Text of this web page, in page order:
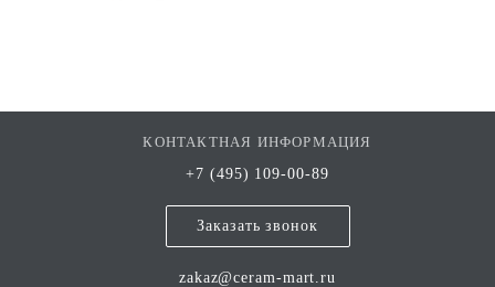
КОНТАКТНАЯ ИНФОРМАЦИЯ
+7 (495) 109-00-89
Заказать звонок
zakaz@ceram-mart.ru